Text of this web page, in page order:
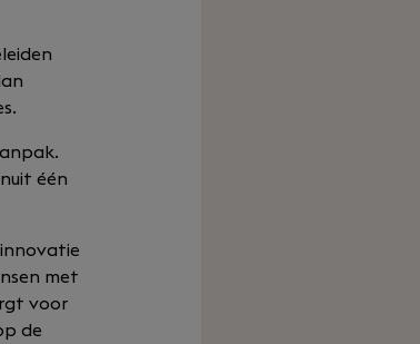
één
met
voor
de